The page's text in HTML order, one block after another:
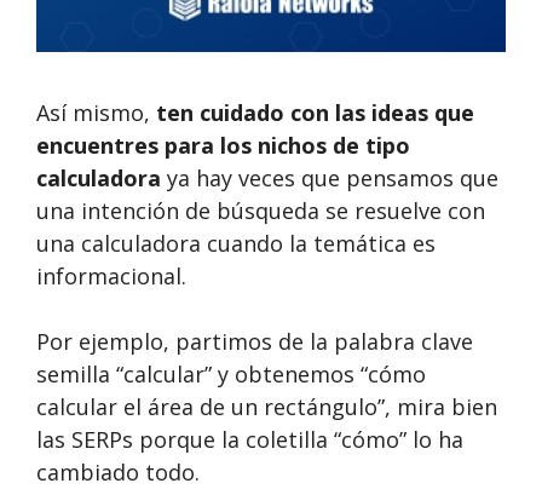
Así mismo, ten cuidado con las ideas que
encuentres para los nichos de tipo
calculadora ya hay veces que pensamos que
una intención de búsqueda se resuelve con
una calculadora cuando la temática es
informacional.
Por ejemplo, partimos de la palabra clave
semilla “calcular” y obtenemos “cómo
calcular el área de un rectángulo”, mira bien
las SERPs porque la coletilla “cómo” lo ha
cambiado todo.